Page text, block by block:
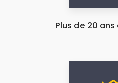
Plus de 20